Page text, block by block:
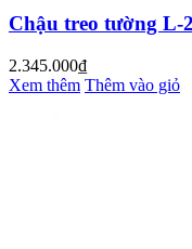
Chậu treo tường
2.345.000₫
Xem thêm Thêm vào giỏ